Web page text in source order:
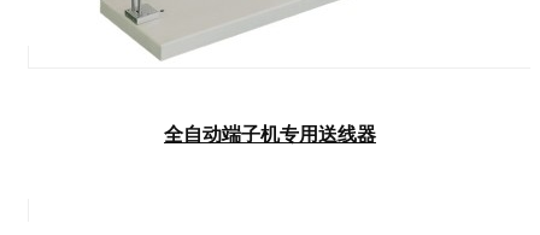
全自动端子机专用送线器